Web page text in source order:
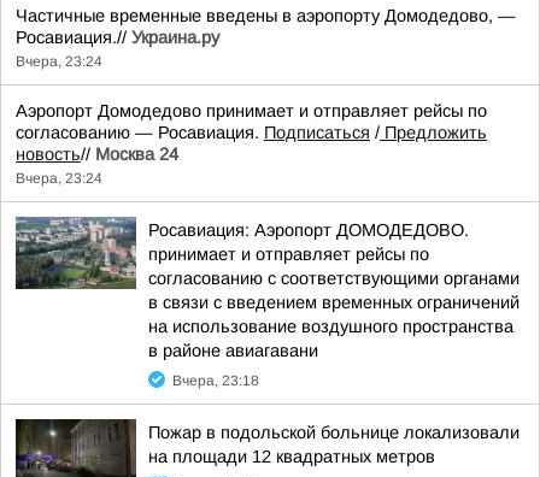
Частичные временные введены в аэропорту Домодедово, —
Росавиация.// Украина.ру
Вчера, 23:24
Аэропорт Домодедово принимает и отправляет рейсы по
согласованию — Росавиация. Подписаться / Предложить
новость// Москва 24
Вчера, 23:24
Росавиация: Аэропорт ДОМОДЕДОВО.
принимает и отправляет рейсы по
согласованию с соответствующими органами
в связи с введением временных ограничений
на использование воздушного пространства
в районе авиагавани
Вчера, 23:18
Пожар в подольской больнице локализовали
на площади 12 квадратных метров